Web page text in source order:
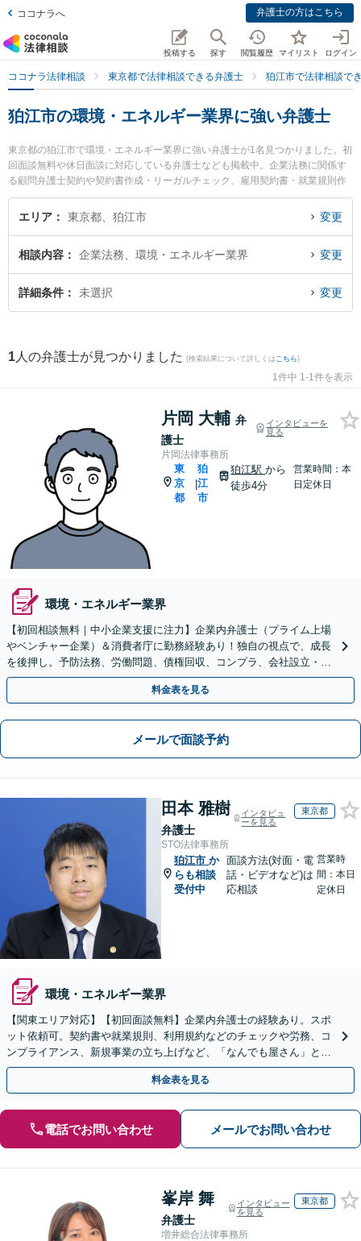
ココナラへ 弁護士の方はこちら
投稿する 探す 閲覧履歴 マイリスト ログイン
ココナラ法律相談 東京都で法律相談できる弁護士 狛江市で法律相談で
狛江市の環境・エネルギー業界に強い弁護士
東京都の狛江市で環境・エネルギー業界に強い弁護士が1名見つかりました。初
回面談無料や休日面談に対応している弁護士なども掲載中。企業法務に関係す
る顧問弁護士契約や契約書作成・リーガルチェック、雇用契約書・就業規則作
成等の細かな分野での絞り込み検索もでき便利です。特に片岡法律事務所の片
岡 大輔弁護士のプロフィール情報や弁護士費用、強みなどが注目されていま
な近くの弁護士を検索したい』『初回相談無料で環境・エネルギー業界を法律
相談できる狛江市内の弁護士に相談予約したい』などでお困りの相談者さんに
おすすめです。
エリア 東京都、狛江市 変更
相談内容 企業法務、環境・エネルギー業界 変更
詳細条件 未選択 変更
1 人の弁護士が見つかりました (検索結果について詳しくは こちら)
1件中 1-1件を表示
片岡 大輔 弁
護士
インタビューを
見る
片岡法律事務所
東
京
都
|
狛
江
市
狛江駅から
徒歩4分
営業時間：本
日定休日
環境・エネルギー業界
【初回相談無料｜中小企業支援に注力】企業内弁護士（プライム上場
やベンチャー企業）＆消費者庁に勤務経験あり！独自の視点で、成長
を後押し。予防法務、労働問題、債権回収、コンプラ、会社設立・事
業再編など、幅広く対応【狛江駅4分／オンライン面談◎】
料金表を見る
メールで面談予約
田本 雅樹
弁護士
インタビュ
ーを見る
東京都
STO法律事務所
狛江市 か
らも相談
受付中
面談方法(対面・電
話・ビデオなど)は
応相談
営業時
間：本日
定休日
環境・エネルギー業界
【関東エリア対応】【初回面談無料】企業内弁護士の経験あり。スポ
ット依頼可。契約書や就業規則、利用規約などのチェックや労務、コ
ンプライアンス、新規事業の立ち上げなど、「なんでも屋さん」とし
てオールマイティに対応します【休日・夜間面談可】
料金表を見る
電話でお問い合わせ メールでお問い合わせ
峯岸 舞
弁護士
インタビュー
を見る
東京都
増井総合法律事務所